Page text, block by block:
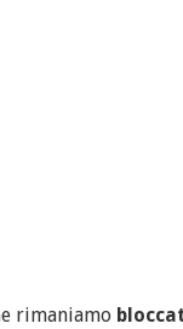
rimaniamo